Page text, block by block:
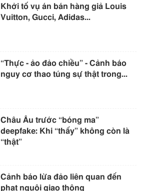
Khởi tố vụ án bán hàng giả Louis
Vuitton, Gucci, Adidas...
“Thực - ảo đảo chiều” - Cảnh báo
nguy cơ thao túng sự thật trong...
Châu Âu trước “bóng ma”
deepfake: Khi “thấy” không còn là
“thật”
Cảnh báo lừa đảo liên quan đến
phạt nguội giao thông